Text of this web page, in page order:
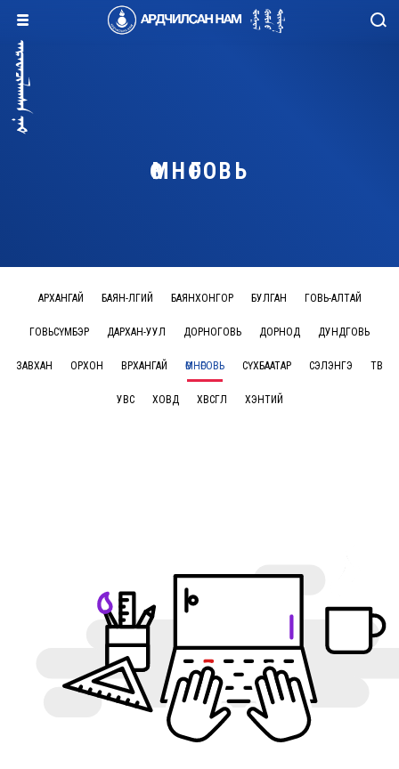
ӨМНӨГОВЬ
АРХАНГАЙ БАЯН-ӨЛГИЙ БАЯНХОНГОР БУЛГАН ГОВЬ-АЛТАЙ
ГОВЬСҮМБЭР ДАРХАН-УУЛ ДОРНОГОВЬ ДОРНОД ДУНДГОВЬ
ЗАВХАН ОРХОН ӨВӨРХАНГАЙ ӨМНӨГОВЬ СҮХБААТАР СЭЛЭНГЭ ТӨВ
УВС ХОВД ХӨВСГӨЛ ХЭНТИЙ